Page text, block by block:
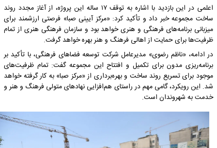
اعلمی در این بازدید با اشاره به توقف ۱۷ ساله این پروژه، از آغاز مجدد روند
ساخت مجموعه خبر داد و تأکید کرد: «مرکز آیینی صبا» فرصتی ارزشمند برای
میزبانی برنامه‌های فرهنگی و هنری خواهد بود و سازمان فرهنگی هنری از تمام
ظرفیت‌ها برای حمایت از اهالی فرهنگ و هنر بهره خواهد گرفت.
در ادامه، «ناظم رضوی» مدیرعامل شرکت توسعه فضا‌های فرهنگی، با تأکید بر
برنامه‌ریزی مدون برای تکمیل و افتتاح این مجموعه گفت: تمام ظرفیت‌های
موجود برای تسریع روند ساخت و بهره‌برداری از «مرکز صبا» به کار گرفته خواهد
شد. این رویکرد، گامی مهم در راستای هم‌افزایی نهاد‌های متولی فرهنگ و هنر و
خدمت به شهروندان است.